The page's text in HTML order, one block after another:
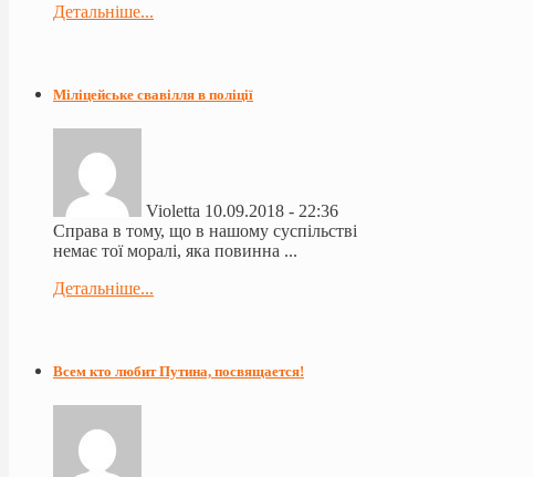
Детальніше...
Міліцейське свавілля в поліції
Violetta 10.09.2018 - 22:36
Справа в тому, що в нашому суспільстві
немає тої моралі, яка повинна ...
Детальніше...
Всем кто любит Путина, посвящается!